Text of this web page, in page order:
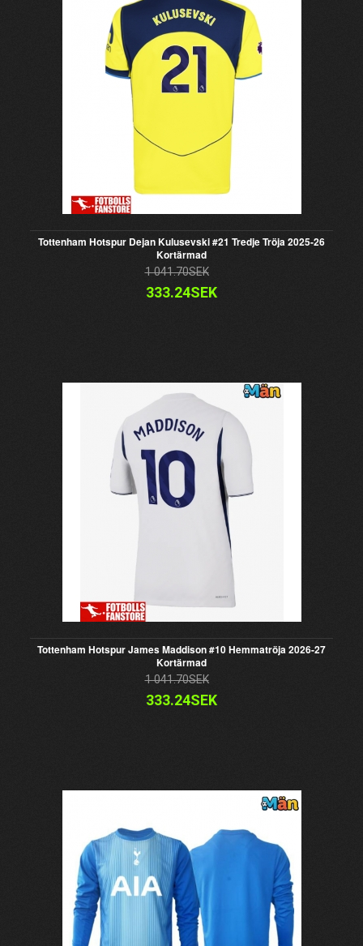
Tottenham Hotspur Dejan Kulusevski #21 Tredje Tröja 2025-26
Kortärmad
1 041.70SEK
333.24SEK
Tottenham Hotspur James Maddison #10 Hemmatröja 2026-27
Kortärmad
1 041.70SEK
333.24SEK